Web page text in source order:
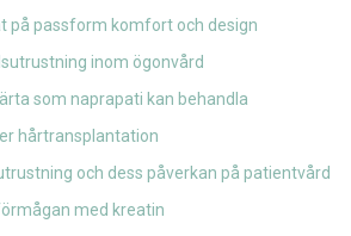
på passform komfort och design
inom ögonvård
som naprapati kan behandla
hårtransplantation
och dess påverkan på patientvård
med kreatin